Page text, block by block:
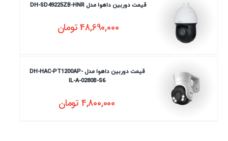
قیمت دوربین داهوا مدل DH-SD49225ZB-HNR
48,690,000تومان
قیمت دوربین داهوا مدل DH-HAC-PT1200AP-
IL-A-0280B-S6
4,800,000تومان